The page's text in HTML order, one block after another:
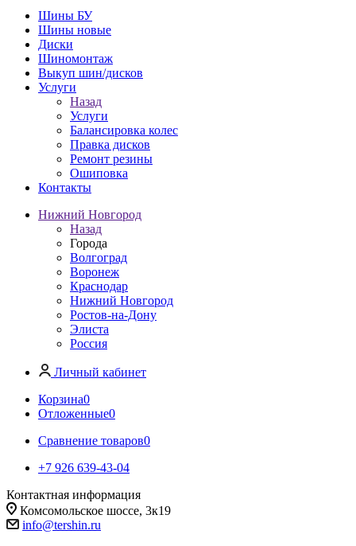
Шины БУ
Шины новые
Диски
Шиномонтаж
Выкуп шин/дисков
Услуги
Назад
Услуги
Балансировка колес
Правка дисков
Ремонт резины
Ошиповка
Контакты
Нижний Новгород
Назад
Города
Волгоград
Воронеж
Краснодар
Нижний Новгород
Ростов-на-Дону
Элиста
Россия
Личный кабинет
Корзина0
Отложенные0
Сравнение товаров0
+7 926 639-43-04
Контактная информация
Комсомольское шоссе, 3к19
info@tershin.ru